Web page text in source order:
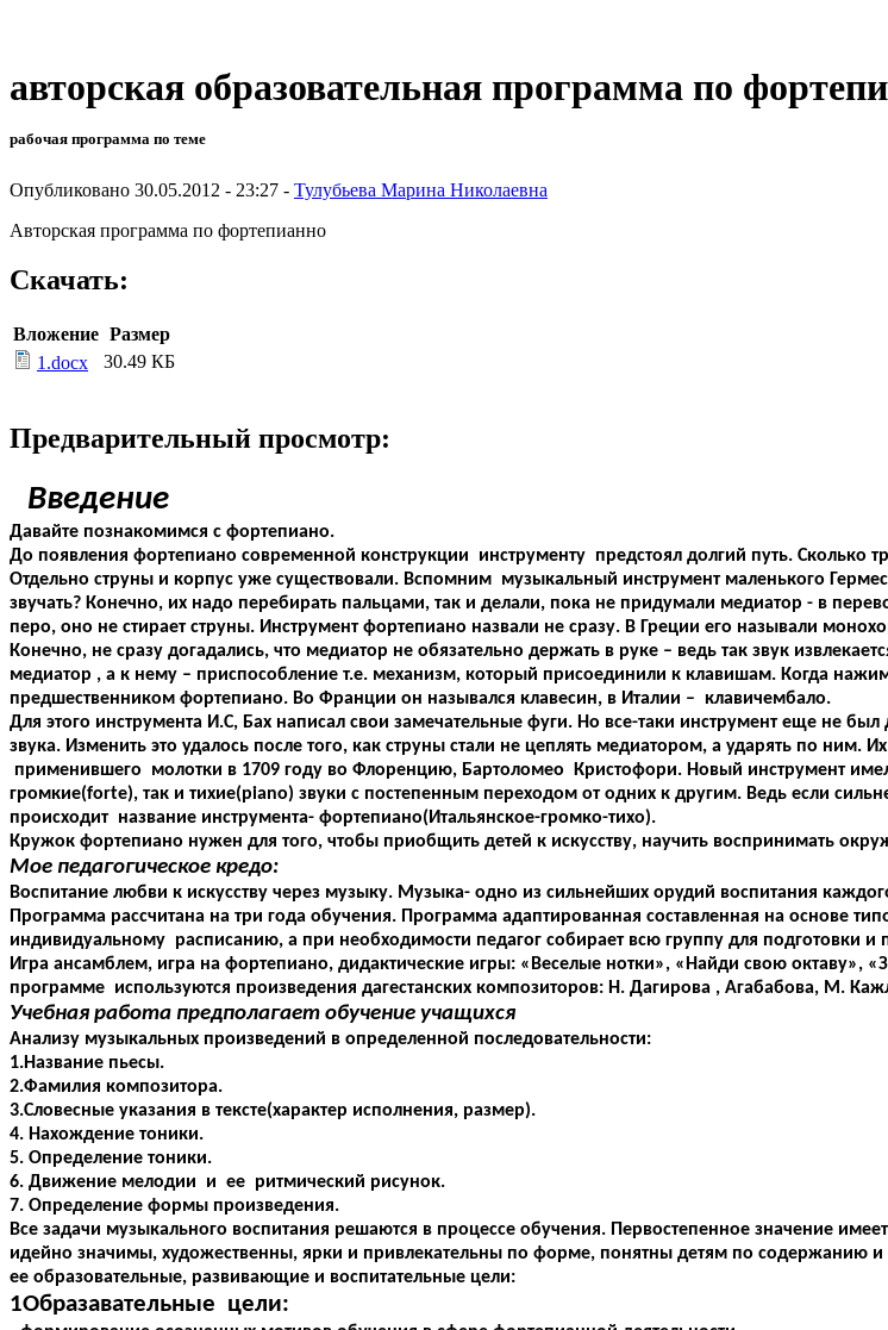
авторская образовательная программа по
рабочая программа по теме
Опубликовано 30.05.2012 - 23:27 - Тулубьева Марина Николаевна
Авторская программа по фортепианно
Скачать:
Вложение Размер
1.docx
30.49 КБ
Предварительный просмотр:
Введение
Давайте познакомимся с фортепиано.
До появления фортепиано современной конструкции инструменту предстоял долгий путь. Сколько
Отдельно струны и корпус уже существовали. Вспомним музыкальный инструмент маленького
звучать? Конечно, их надо перебирать пальцами, так и делали, пока не придумали медиатор - в
перо, оно не стирает струны. Инструмент фортепиано назвали не сразу. В Греции его называли
Конечно, не сразу догадались, что медиатор не обязательно держать в руке – ведь так звук
медиатор , а к нему – приспособление т.е. механизм, который присоединили к клавишам. Когда
предшественником фортепиано. Во Франции он назывался клавесин, в Италии – клавичембало.
Для этого инструмента И.С, Бах написал свои замечательные фуги. Но все-таки инструмент еще не
звука. Изменить это удалось после того, как струны стали не цеплять медиатором, а ударять по
применившего молотки в 1709 году во Флоренцию, Бартоломео Кристофори. Новый инструмент
громкие(forte), так и тихие(piano) звуки с постепенным переходом от одних к другим. Ведь если
происходит название инструмента- фортепиано(Итальянское-громко-тихо).
Кружок фортепиано нужен для того, чтобы приобщить детей к искусству, научить воспринимать
Мое педагогическое кредо:
Воспитание любви к искусству через музыку. Музыка- одно из сильнейших орудий воспитания
Программа рассчитана на три года обучения. Программа адаптированная составленная на
индивидуальному расписанию, а при необходимости педагог собирает всю группу для
Игра ансамблем, игра на фортепиано, дидактические игры: «Веселые нотки», «Найди свою октаву»,
программе используются произведения дагестанских композиторов: Н. Дагирова , Агабабова, М.
Учебная работа предполагает обучение учащихся
Анализу музыкальных произведений в определенной последовательности:
1.Название пьесы.
2.Фамилия композитора.
3.Словесные указания в тексте(характер исполнения, размер).
4. Нахождение тоники.
5. Определение тоники.
6. Движение мелодии и ее ритмический рисунок.
7. Определение формы произведения.
Все задачи музыкального воспитания решаются в процессе обучения. Первостепенное значение
идейно значимы, художественны, ярки и привлекательны по форме, понятны детям по
ее образовательные, развивающие и воспитательные цели:
1Образавательные цели: